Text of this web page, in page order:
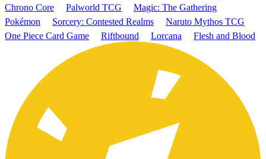
Chrono Core
Palworld TCG
Magic: The Gathering
Pokémon
Sorcery: Contested Realms
Naruto Mythos TCG
One Piece Card Game
Riftbound Lorcana Flesh and Blood